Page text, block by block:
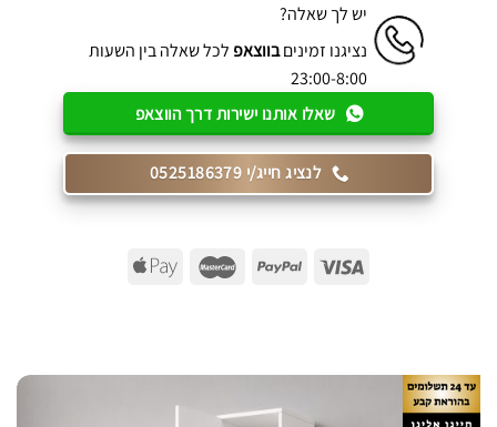
יש לך שאלה?
נציגנו זמיניםבווצאפ לכל שאלה בין השעות
23:00-8:00
שאלו אותנו ישירות דרך הווצאפ
לנציג חייג/י 0525186379